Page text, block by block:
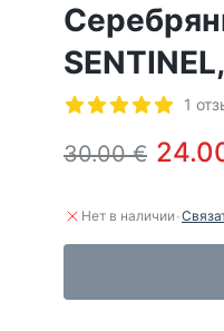
Отзывы
1
30.00 €
Нет в наличии·